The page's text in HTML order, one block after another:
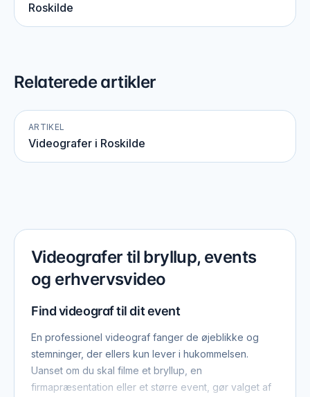
Roskilde
Relaterede artikler
ARTIKEL
Videografer i Roskilde
Videografer til bryllup, events
og erhvervsvideo
Find videograf til dit event
En professionel videograf fanger de øjeblikke og
stemninger, der ellers kun lever i hukommelsen.
Uanset om du skal filme et bryllup, en
firmapræsentation eller et større event, gør valget af